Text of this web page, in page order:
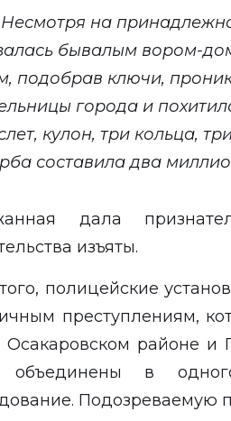
Несмотря на
бывалым вором-
подобрав ключи,
города и
кулон, три кольца,
составила два
дала
изъяты.
полицейские
преступлениям,
Осакаровском районе и
объединены в
Подозреваемую